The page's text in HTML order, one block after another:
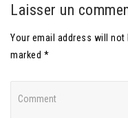
Laisser un
Your email address will not
marked *